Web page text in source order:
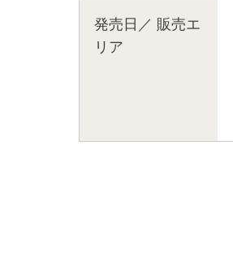
発売日／ 販売エ
リア